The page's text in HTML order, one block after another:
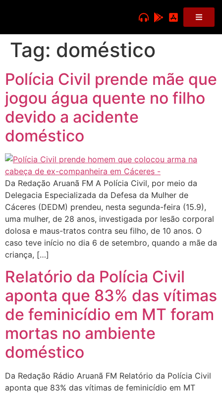
Tag: doméstico
Polícia Civil prende mãe que
jogou água quente no filho
devido a acidente
doméstico
Da Redação Aruanã FM A Polícia Civil, por meio da
Delegacia Especializada da Defesa da Mulher de
Cáceres (DEDM) prendeu, nesta segunda-feira (15.9),
uma mulher, de 28 anos, investigada por lesão corporal
dolosa e maus-tratos contra seu filho, de 10 anos. O
caso teve início no dia 6 de setembro, quando a mãe da
criança, […]
Relatório da Polícia Civil
aponta que 83% das vítimas
de feminicídio em MT foram
mortas no ambiente
doméstico
Da Redação Rádio Aruanã FM Relatório da Polícia Civil
aponta que 83% das vítimas de feminicídio em MT